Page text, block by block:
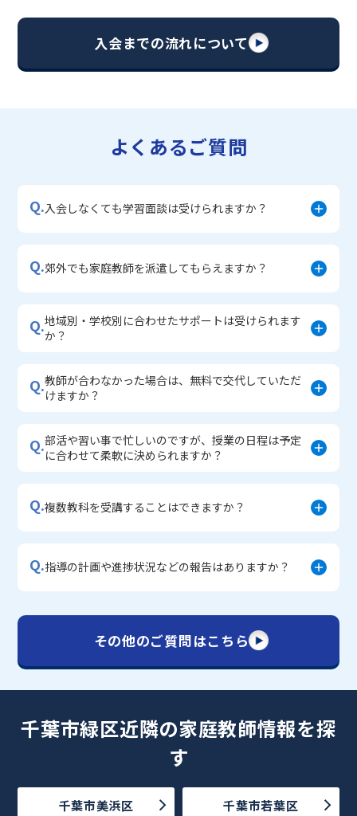
・【志望校別】公立・私立高校受験対策コース
・宿題サポートコース
・学習習慣定着コース
入会までの流れについて
よくあるご質問
Q.入会しなくても学習面談は受けられますか？
Q.郊外でも家庭教師を派遣してもらえますか？
Q.地域別・学校別に合わせたサポートは受けられます
か？
Q.教師が合わなかった場合は、無料で交代していただ
けますか？
Q.部活や習い事で忙しいのですが、授業の日程は予定
に合わせて柔軟に決められますか？
Q.複数教科を受講することはできますか？
Q.指導の計画や進捗状況などの報告はありますか？
その他のご質問はこちら
千葉市緑区近隣の家庭教師情報を探
す
千葉市美浜区 千葉市若葉区